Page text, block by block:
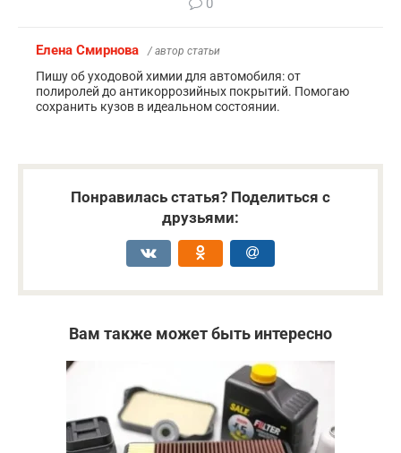
0
Елена Смирнова / автор статьи
Пишу об уходовой химии для автомобиля: от
полиролей до антикоррозийных покрытий. Помогаю
сохранить кузов в идеальном состоянии.
Понравилась статья? Поделиться с
друзьями:
Вам также может быть интересно